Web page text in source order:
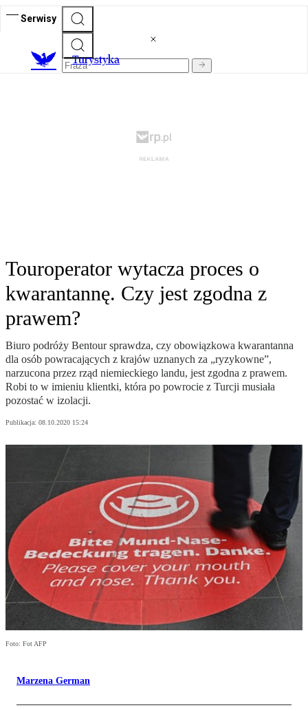
Serwisy
Turystyka
Touroperator wytacza proces o
kwarantannę. Czy jest zgodna z
prawem?
Biuro podróży Bentour sprawdza, czy obowiązkowa kwarantanna
dla osób powracających z krajów uznanych za „ryzykowne”,
narzucona przez rząd niemieckiego landu, jest zgodna z prawem.
Robi to w imieniu klientki, która po powrocie z Turcji musiała
pozostać w izolacji.
Publikacja: 08.10.2020 15:24
Foto: Fot AFP
Marzena German